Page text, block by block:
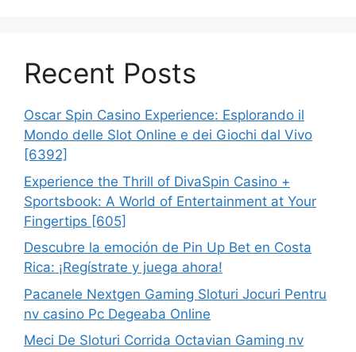
Recent Posts
Oscar Spin Casino Experience: Esplorando il
Mondo delle Slot Online e dei Giochi dal Vivo
[6392]
Experience the Thrill of DivaSpin Casino +
Sportsbook: A World of Entertainment at Your
Fingertips [605]
Descubre la emoción de Pin Up Bet en Costa
Rica: ¡Regístrate y juega ahora!
Pacanele Nextgen Gaming Sloturi Jocuri Pentru
nv casino Pc Degeaba Online
Meci De Sloturi Corrida Octavian Gaming nv